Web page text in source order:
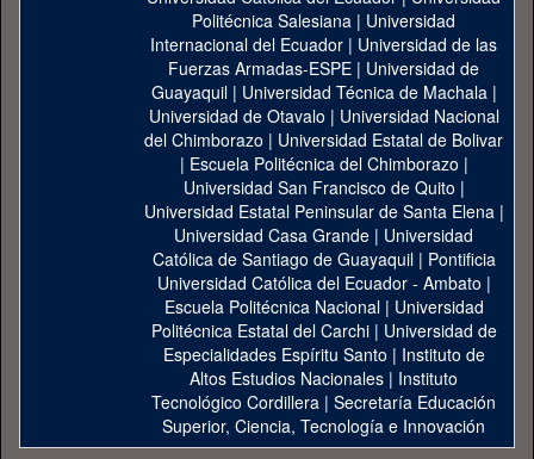
Politécnica Salesiana | Universidad
Internacional del Ecuador | Universidad de las
Fuerzas Armadas-ESPE | Universidad de
Guayaquil| Universidad Técnica de Machala|
Universidad de Otavalo | Universidad Nacional
del Chimborazo | Universidad Estatal de Bolivar
| Escuela Politécnica del Chimborazo |
Universidad San Francisco de Quito |
Universidad Estatal Peninsular de Santa Elena|
Universidad Casa Grande | Universidad
Católica de Santiago de Guayaquil| Pontificia
Universidad Católica del Ecuador - Ambato |
Escuela Politécnica Nacional| Universidad
Politécnica Estatal del Carchi| Universidad de
Especialidades Espíritu Santo | Instituto de
Altos Estudios Nacionales | Instituto
Tecnológico Cordillera | Secretaría Educación
Superior, Ciencia, Tecnología e Innovación